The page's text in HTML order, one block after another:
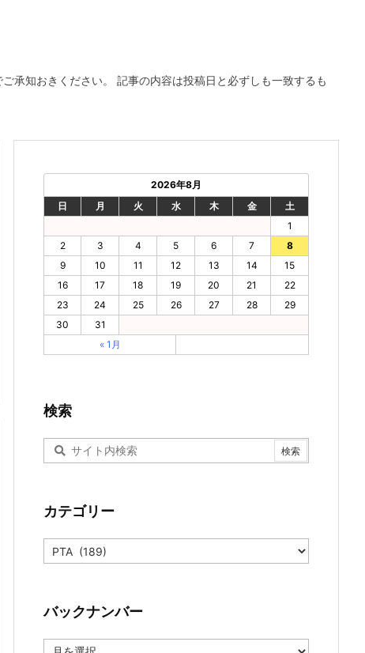
承知おきください。 記事の内容は投稿日と必ずしも一致するも
2026年8月
日
月 火 水 木 金
土
1
2
3 4 5 6 7
8
9
10 11 12 13 14
15
16
17 18 19 20 21
22
23
24 25 26 27 28
29
30
31
« 1月
検索
カテゴリー
カ
テ
ー
バックナンバー